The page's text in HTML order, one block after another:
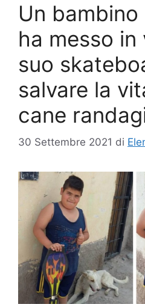
Un
ha messo in
suo
salvare la
cane
30 Settembre 2021 di